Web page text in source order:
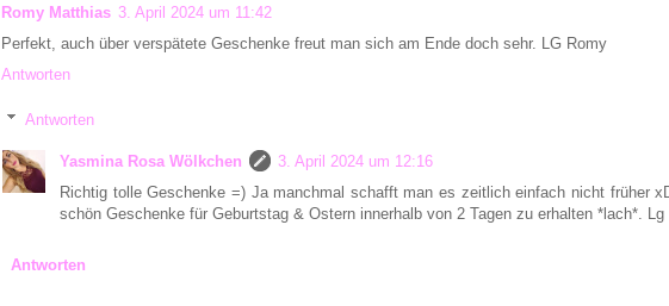
Romy Matthias 3. April 2024 um 11:42
Perfekt, auch über verspätete Geschenke freut man sich am Ende doch sehr. LG Romy
Antworten
Antworten
Yasmina Rosa Wölkchen
3. April 2024 um 12:16
Richtig tolle Geschenke =) Ja manchmal schafft man es zeitlich einfach nicht früher
schön Geschenke für Geburtstag & Ostern innerhalb von 2 Tagen zu erhalten *lach*. Lg
Antworten